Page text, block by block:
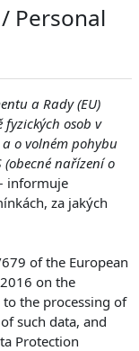
Personal
a Rady (EU)
osob v
o volném pohybu
nařízení o
informuje
za jakých
of the European
on the
the processing of
such data, and
Protection